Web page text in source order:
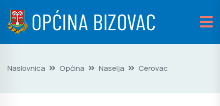
Naslovnica Općina Naselja Cerovac